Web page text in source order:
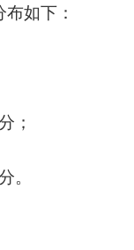
如下：
；
。